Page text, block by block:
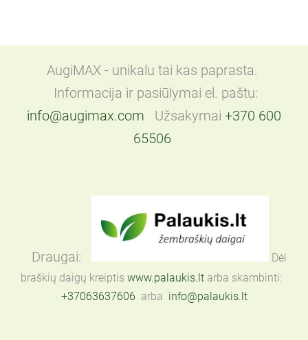
AugiMAX - unikalu tai kas paprasta.
Informacija ir pasiūlymai el. paštu:
info@augimax.com Užsakymai +370 600
65506
Draugai:
Dėl
braškių daigų kreiptis www.palaukis.lt arba skambinti:
+37063637606 arba info@palaukis.lt